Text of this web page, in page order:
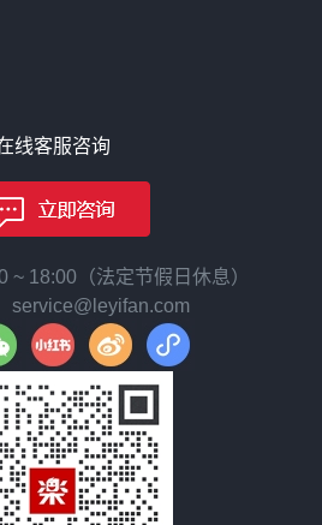
线客服咨询
~ 18:00（法定节假日休息）
service@leyifan.com